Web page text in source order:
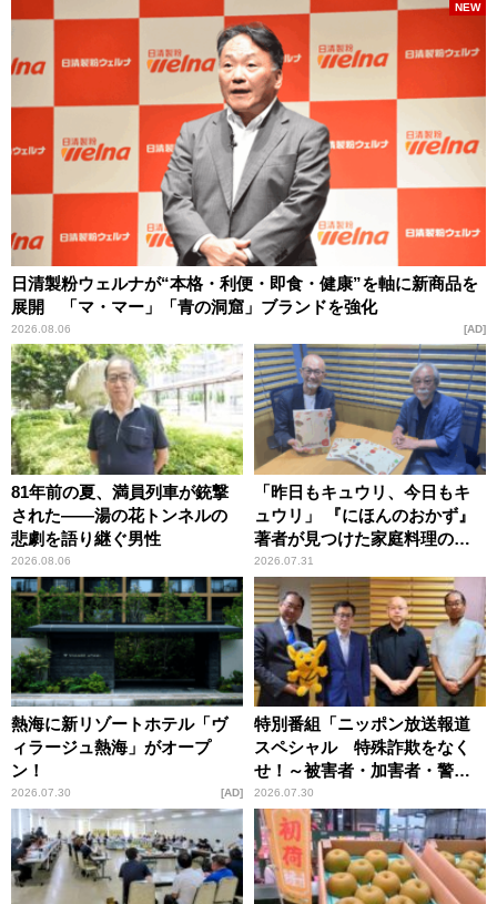
日清製粉ウェルナが“本格・利便・即食・健康”を軸に新商品を
展開 「マ・マー」「青の洞窟」ブランドを強化
2026.08.06
NEW
AD
81年前の夏、満員列車が銃撃
された――湯の花トンネルの
悲劇を語り継ぐ男性
2026.08.06
「昨日もキュウリ、今日もキ
ュウリ」 『にほんのおかず』
著者が見つけた家庭料理の知
恵
2026.07.31
熱海に新リゾートホテル「ヴ
ィラージュ熱海」がオープ
ン！
2026.07.30 AD
特別番組「ニッポン放送報道
スペシャル 特殊詐欺をなく
せ！～被害者・加害者・警視
庁が語るトクリュウの実態
～」放送
2026.07.30